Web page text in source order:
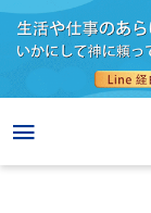
245 神に対する私